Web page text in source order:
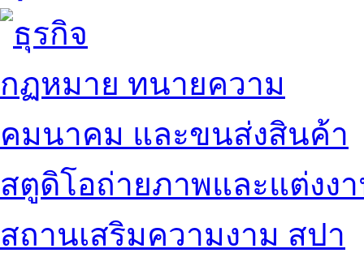
กฏหมาย ทนายความ
คมนาคม และขนส่งสินค้า
สตูดิโอถ่ายภาพและแต่งง
สถานเสริมความงาม สปา